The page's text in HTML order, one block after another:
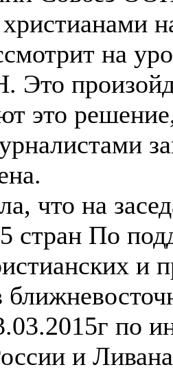
на
Это
это
что на
стран По
и
по
и